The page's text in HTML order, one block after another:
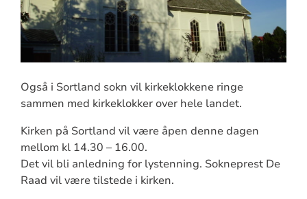
Også i Sortland sokn vil kirkeklokkene ringe
sammen med kirkeklokker over hele landet.
Kirken på Sortland vil være åpen denne dagen
mellom kl 14.30 – 16.00.
Det vil bli anledning for lystenning. Sokneprest De
Raad vil være tilstede i kirken.